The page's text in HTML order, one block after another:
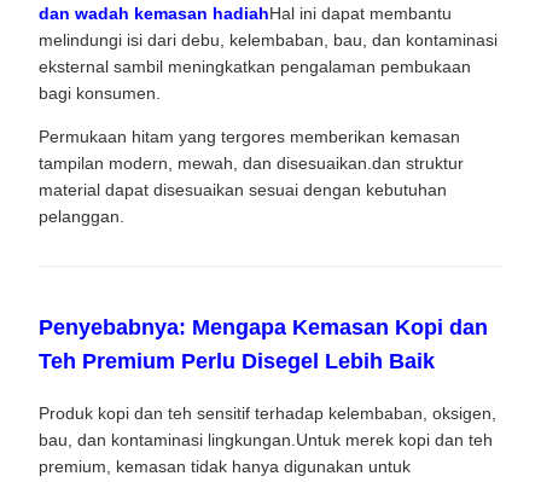
dan wadah kemasan hadiahHal ini dapat membantu
melindungi isi dari debu, kelembaban, bau, dan kontaminasi
eksternal sambil meningkatkan pengalaman pembukaan
bagi konsumen.
Permukaan hitam yang tergores memberikan kemasan
tampilan modern, mewah, dan disesuaikan.dan struktur
material dapat disesuaikan sesuai dengan kebutuhan
pelanggan.
Penyebabnya: Mengapa Kemasan Kopi dan
Teh Premium Perlu Disegel Lebih Baik
Produk kopi dan teh sensitif terhadap kelembaban, oksigen,
bau, dan kontaminasi lingkungan.Untuk merek kopi dan teh
premium, kemasan tidak hanya digunakan untuk